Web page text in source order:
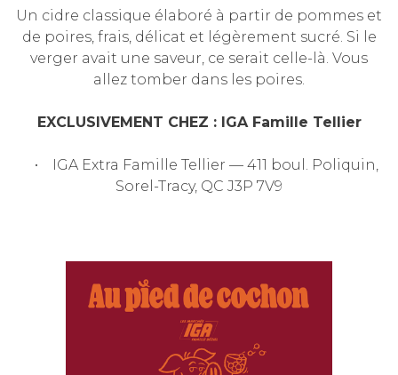
Un cidre classique élaboré à partir de pommes et
de poires, frais, délicat et légèrement sucré. Si le
verger avait une saveur, ce serait celle-là. Vous
allez tomber dans les poires.
EXCLUSIVEMENT CHEZ : IGA Famille Tellier
• IGA Extra Famille Tellier — 411 boul. Poliquin,
Sorel-Tracy, QC J3P 7V9